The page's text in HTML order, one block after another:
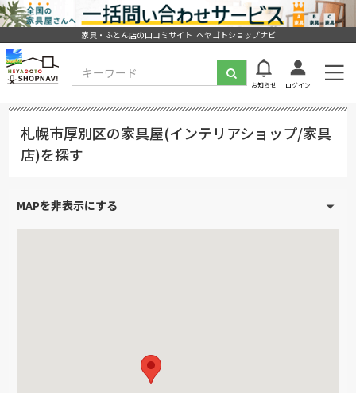
家具・ふとん店の口コミサイト ヘヤゴトショップナビ
お知らせ ログイン
札幌市厚別区の家具屋(インテリアショップ/家具
店)を探す